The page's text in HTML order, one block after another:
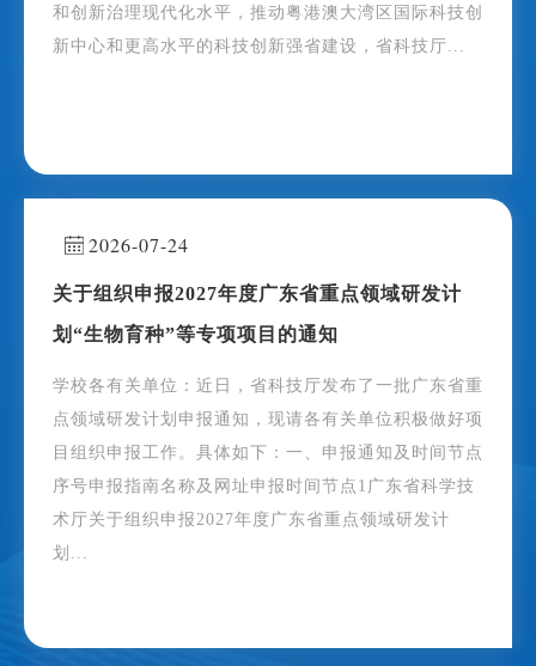
和创新治理现代化水平，推动粤港澳大湾区国际科技创
新中心和更高水平的科技创新强省建设，省科技厅...
2026-07-24
关于组织申报2027年度广东省重点领域研发计
划“生物育种”等专项项目的通知
学校各有关单位：近日，省科技厅发布了一批广东省重
点领域研发计划申报通知，现请各有关单位积极做好项
目组织申报工作。具体如下：一、申报通知及时间节点
序号申报指南名称及网址申报时间节点1广东省科学技
术厅关于组织申报2027年度广东省重点领域研发计
划...